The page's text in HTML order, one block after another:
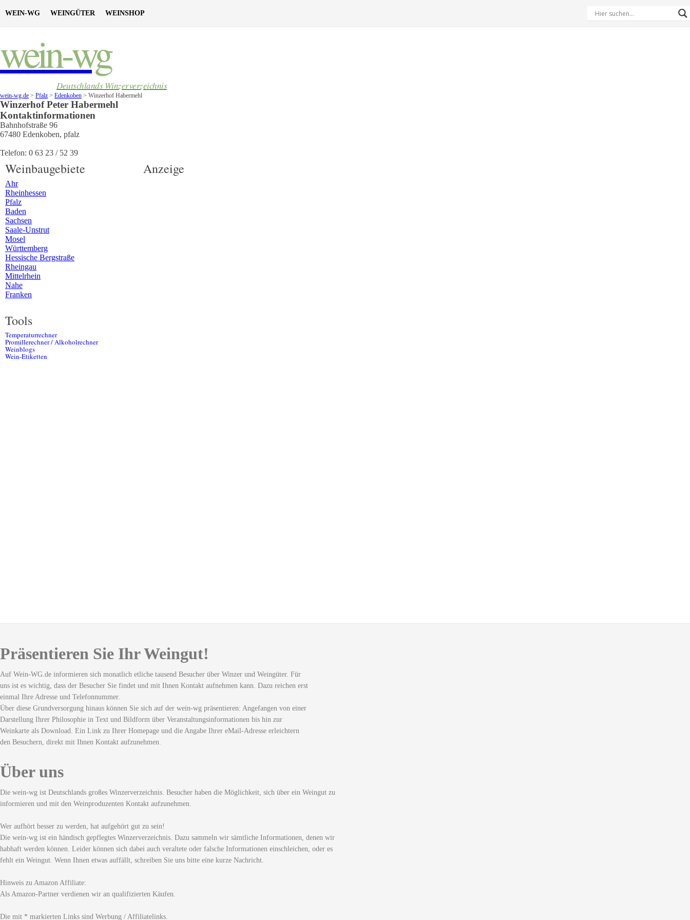
WEIN-WG WEINGÜTER WEINSHOP
wein-wg
Deutschlands Winzerverzeichnis
wein-wg.de > Pfalz > Edenkoben > Winzerhof Habermehl
Winzerhof Peter Habermehl
Kontaktinformationen
Bahnhofstraße 96
67480 Edenkoben, pfalz
Telefon: 0 63 23 / 52 39
Weinbaugebiete
Ahr
Rheinhessen
Pfalz
Baden
Sachsen
Saale-Unstrut
Mosel
Württemberg
Hessische Bergstraße
Rheingau
Mittelrhein
Nahe
Franken
Tools
Temperaturrechner
Promillerechner / Alkoholrechner
Weinblogs
Wein-Etiketten
Anzeige
Präsentieren Sie Ihr Weingut!
Auf Wein-WG.de informieren sich monatlich etliche tausend Besucher über Winzer und Weingüter. Für
uns ist es wichtig, dass der Besucher Sie findet und mit Ihnen Kontakt aufnehmen kann. Dazu reichen erst
einmal Ihre Adresse und Telefonnummer.
Über diese Grundversorgung hinaus können Sie sich auf der wein-wg präsentieren: Angefangen von einer
Darstellung Ihrer Philosophie in Text und Bildform über Veranstaltungsinformationen bis hin zur
Weinkarte als Download. Ein Link zu Ihrer Homepage und die Angabe Ihrer eMail-Adresse erleichtern
den Besuchern, direkt mit Ihnen Kontakt aufzunehmen.
Über uns
Die wein-wg ist Deutschlands großes Winzerverzeichnis. Besucher haben die Möglichkeit, sich über ein Weingut zu
informieren und mit den Weinproduzenten Kontakt aufzunehmen.
Wer aufhört besser zu werden, hat aufgehört gut zu sein!
Die wein-wg ist ein händisch gepflegtes Winzerverzeichnis. Dazu sammeln wir sämtliche Informationen, denen wir
habhaft werden können. Leider können sich dabei auch veraltete oder falsche Informationen einschleichen, oder es
fehlt ein Weingut. Wenn Ihnen etwas auffällt, schreiben Sie uns bitte eine kurze Nachricht.
Hinweis zu Amazon Affiliate:
Als Amazon-Partner verdienen wir an qualifizierten Käufen.
Die mit * markierten Links sind Werbung / Affiliatelinks.